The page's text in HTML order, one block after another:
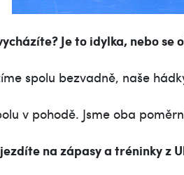
Je to idylka, nebo se
spolu bezvadně, naše
v pohodě. Jsme oba
na zápasy a tréninky z